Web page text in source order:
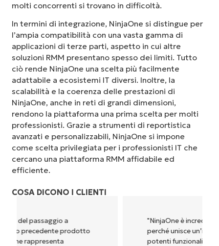
molti concorrenti si trovano in difficoltà.
In termini di integrazione, NinjaOne si distingue per
l’ampia compatibilità con una vasta gamma di
applicazioni di terze parti, aspetto in cui altre
soluzioni RMM presentano spesso dei limiti. Tutto
ciò rende NinjaOne una scelta più facilmente
adattabile a ecosistemi IT diversi. Inoltre, la
scalabilità e la coerenza delle prestazioni di
NinjaOne, anche in reti di grandi dimensioni,
rendono la piattaforma una prima scelta per molti
professionisti. Grazie a strumenti di reportistica
avanzati e personalizzabili, NinjaOne si impone
come scelta privilegiata per i professionisti IT che
cercano una piattaforma RMM affidabile ed
efficiente.
COSA DICONO I CLIENTI
"NinjaOne è incredibilmente facile da usare,
perché unisce un’interfaccia fluida a
potenti funzionalità di back-end. La